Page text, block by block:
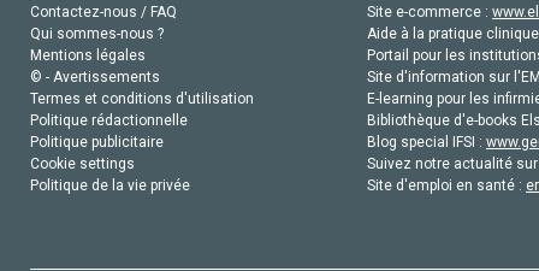
Contactez-nous / FAQ
Qui sommes-nous ?
Mentions légales
© - Avertissements
Termes et conditions d'utilisation
Politique rédactionnelle
Politique publicitaire
Cookie settings
Politique de la vie privée
Site e-commerce :
Aide à la pratique
Portail pour les
Site d'information sur
E-learning pour les
Bibliothèque d'e-books
Blog special IFSI :
Suivez notre actualité
Site d'emploi en santé :